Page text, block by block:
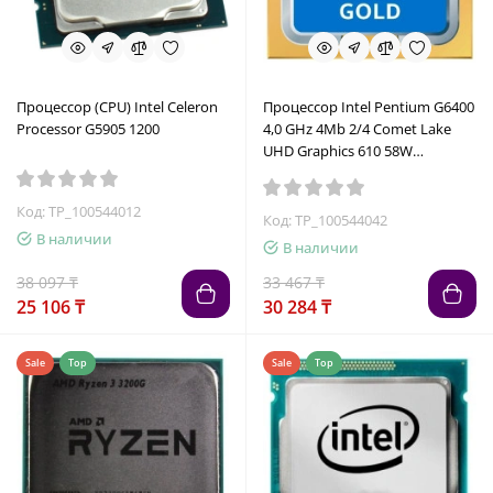
Процессор (CPU) Intel Celeron
Processor G5905 1200
Код: TP_100544012
В наличии
38 097 ₸
25 106 ₸
Процессор Intel Pentium G6400
4,0 GHz 4Mb 2/4 Comet Lake
UHD Graphics 610 58W
Код: TP_100544042
В наличии
33 467 ₸
30 284 ₸
Sale Top Sale Top